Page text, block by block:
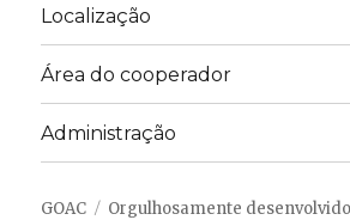
Localização
Área do cooperador
Administração
GOAC Orgulhosamente